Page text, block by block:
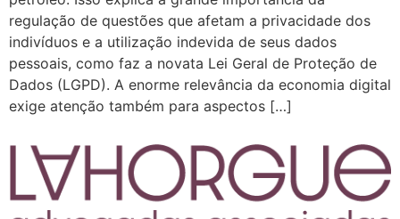
regulação de questões que afetam a privacidade dos
indivíduos e a utilização indevida de seus dados
pessoais, como faz a novata Lei Geral de Proteção de
Dados (LGPD). A enorme relevância da economia digital
exige atenção também para aspectos […]